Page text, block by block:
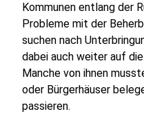
Kommunen entlang der
Probleme mit der
suchen nach
dabei auch weiter auf
Manche von ihnen
oder Bürgerhäuser
passieren.